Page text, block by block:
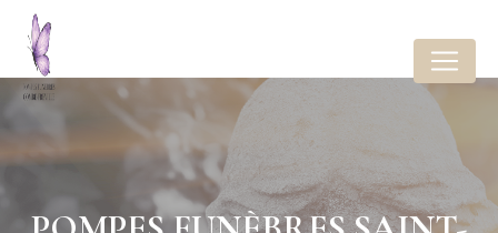
Panneau de gestion des cookies